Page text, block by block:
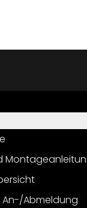
An-/Abmeldung